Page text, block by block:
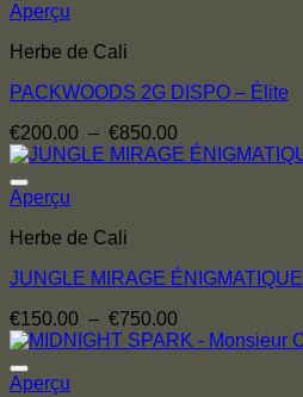
Aperçu
Herbe de Cali
PACKWOODS 2G DISPO – Élite
€200.00 – €850.00
de
Aperçu
Herbe de Cali
JUNGLE MIRAGE ÉNIGMATIQUE
€150.00 – €750.00
de
Aperçu